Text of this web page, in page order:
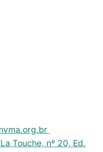
Touche, nº 20, Ed.